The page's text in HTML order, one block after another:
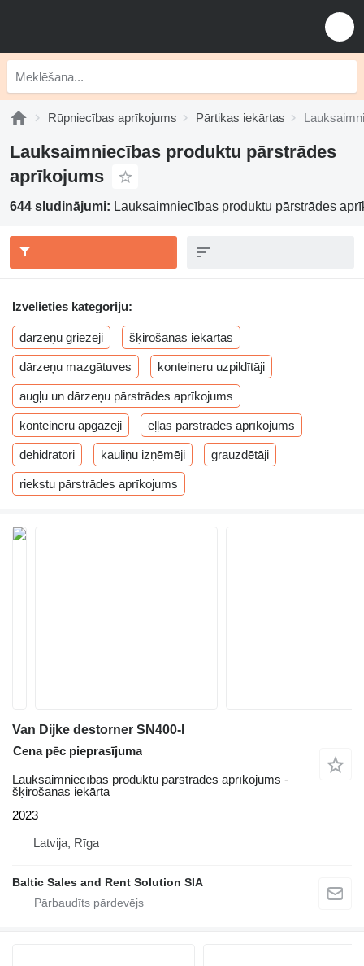
Rūpniecības aprīkojums Pārtikas iekārtas
Lauksaimniecības produktu pārstrādes
aprīkojums
644 sludinājumi: Lauksaimniecības produktu pārstrādes
Izvelieties kategoriju:
dārzeņu griezēji šķirošanas iekārtas
dārzeņu mazgātuves konteineru uzpildītāji
augļu un dārzeņu pārstrādes aprīkojums
konteineru apgāzēji eļļas pārstrādes aprīkojums
dehidratori kauliņu izņēmēji grauzdētāji
riekstu pārstrādes aprīkojums
Van Dijke destorner SN400-I
Cena pēc pieprasījuma
Lauksaimniecības produktu pārstrādes aprīkojums -
šķirošanas iekārta
2023
Latvija, Rīga
Baltic Sales and Rent Solution SIA